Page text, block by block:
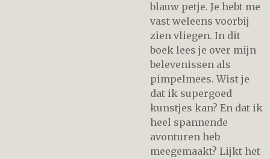
blauw petje. Je hebt me
vast weleens voorbij
zien vliegen. In dit
boek lees je over mijn
belevenissen als
pimpelmees. Wist je
dat ik supergoed
kunstjes kan? En dat ik
heel spannende
avonturen heb
meegemaakt? Lijkt het